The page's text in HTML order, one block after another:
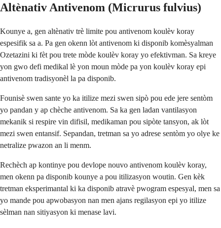
Altènativ Antivenom (Micrurus fulvius)
Kounye a, gen altènativ trè limite pou antivenom koulèv koray
espesifik sa a. Pa gen okenn lòt antivenom ki disponib komèsyalman
Ozetazini ki fèt pou trete mòde koulèv koray yo efektivman. Sa kreye
yon gwo defi medikal lè yon moun mòde pa yon koulèv koray epi
antivenom tradisyonèl la pa disponib.
Founisè swen sante yo ka itilize mezi swen sipò pou ede jere sentòm
yo pandan y ap chèche antivenom. Sa ka gen ladan vantilasyon
mekanik si respire vin difisil, medikaman pou sipòte tansyon, ak lòt
mezi swen entansif. Sepandan, tretman sa yo adrese sentòm yo olye ke
netralize pwazon an li menm.
Rechèch ap kontinye pou devlope nouvo antivenom koulèv koray,
men okenn pa disponib kounye a pou itilizasyon woutin. Gen kèk
tretman eksperimantal ki ka disponib atravè pwogram espesyal, men sa
yo mande pou apwobasyon nan men ajans regilasyon epi yo itilize
sèlman nan sitiyasyon ki menase lavi.